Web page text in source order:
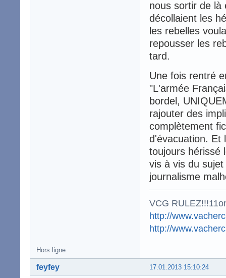
nous sortir de là
décollaient les
les rebelles
repousser les
tard.
Une fois rentré
"L'armée
bordel,
rajouter des
complètement
d'évacuation. Et
toujours hérissé
vis à vis du
journalisme
VCG
http://
http://
Hors ligne
17.01.2013 15:10:24
feyfey